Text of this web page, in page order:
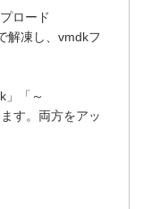
ロード
解凍し、vmdkフ
」「～
す。両方をアッ